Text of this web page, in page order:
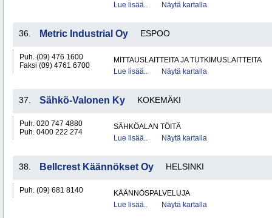
Lue lisää..
Näytä kartalla
36. Metric Industrial Oy ESPOO
Puh. (09) 476 1600
Faksi (09) 4761 6700
MITTAUSLAITTEITA JA TUTKIMUSLAITTEITA
Lue lisää..
Näytä kartalla
37. Sähkö-Valonen Ky KOKEMÄKI
Puh. 020 747 4880
Puh. 0400 222 274
SÄHKÖALAN TÖITÄ
Lue lisää..
Näytä kartalla
38. Bellcrest Käännökset Oy HELSINKI
Puh. (09) 681 8140
KÄÄNNÖSPALVELUJA
Lue lisää..
Näytä kartalla